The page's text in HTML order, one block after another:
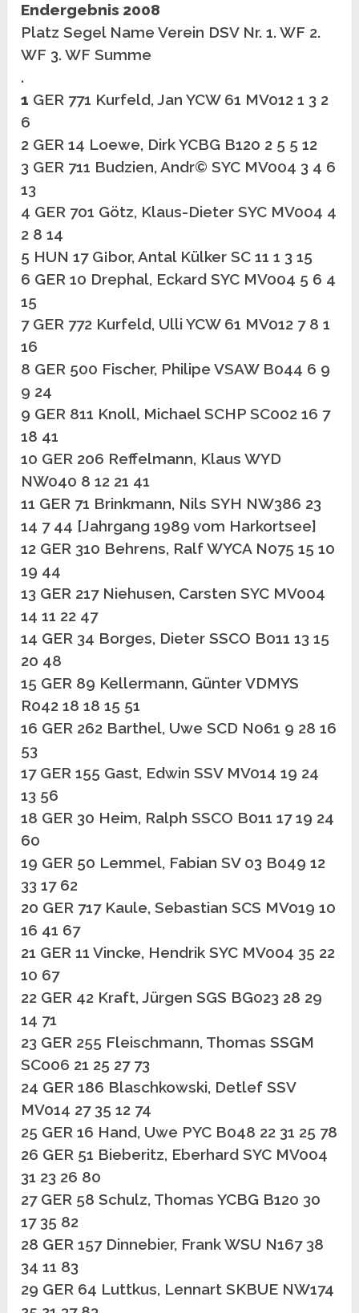
Endergebnis 2008
Platz Segel Name Verein DSV Nr. 1. WF 2.
WF 3. WF Summe
.
1 GER 771 Kurfeld, Jan YCW 61 MV012 1 3 2
6
2 GER 14 Loewe, Dirk YCBG B120 2 5 5 12
3 GER 711 Budzien, Andr© SYC MV004 3 4 6
13
4 GER 701 Götz, Klaus-Dieter SYC MV004 4
2 8 14
5 HUN 17 G¡bor, Antal Külker SC 11 1 3 15
6 GER 10 Drephal, Eckard SYC MV004 5 6 4
15
7 GER 772 Kurfeld, Ulli YCW 61 MV012 7 8 1
16
8 GER 500 Fischer, Philipe VSAW B044 6 9
9 24
9 GER 811 Knoll, Michael SCHP SC002 16 7
18 41
10 GER 206 Reffelmann, Klaus WYD
NW040 8 12 21 41
11 GER 71 Brinkmann, Nils SYH NW386 23
14 7 44 [Jahrgang 1989 vom Harkortsee]
12 GER 310 Behrens, Ralf WYCA N075 15 10
19 44
13 GER 217 Niehusen, Carsten SYC MV004
14 11 22 47
14 GER 34 Borges, Dieter SSCO B011 13 15
20 48
15 GER 89 Kellermann, Günter VDMYS
R042 18 18 15 51
16 GER 262 Barthel, Uwe SCD N061 9 28 16
53
17 GER 155 Gast, Edwin SSV MV014 19 24
13 56
18 GER 30 Heim, Ralph SSCO B011 17 19 24
60
19 GER 50 Lemmel, Fabian SV 03 B049 12
33 17 62
20 GER 717 Kaule, Sebastian SCS MV019 10
16 41 67
21 GER 11 Vincke, Hendrik SYC MV004 35 22
10 67
22 GER 42 Kraft, Jürgen SGS BG023 28 29
14 71
23 GER 255 Fleischmann, Thomas SSGM
SC006 21 25 27 73
24 GER 186 Blaschkowski, Detlef SSV
MV014 27 35 12 74
25 GER 16 Hand, Uwe PYC B048 22 31 25 78
26 GER 51 Bieberitz, Eberhard SYC MV004
31 23 26 80
27 GER 58 Schulz, Thomas YCBG B120 30
17 35 82
28 GER 157 Dinnebier, Frank WSU N167 38
34 11 83
29 GER 64 Luttkus, Lennart SKBUE NW174